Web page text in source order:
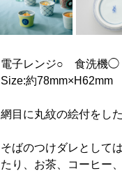
電子レンジ○ 食洗機◯
Size:約78mm×H62mm
網目に丸紋の絵付をし
そばのつけダレとして
たり、お茶、コーヒー